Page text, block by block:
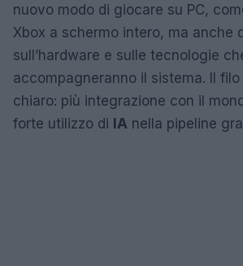
nuovo modo di giocare su PC,
Xbox a schermo intero, ma anche
sull’hardware e sulle tecnologie
accompagneranno il sistema. Il
chiaro: più integrazione con il
forte utilizzo di IA nella pipeline